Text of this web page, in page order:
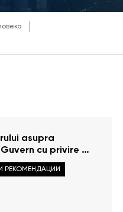
asupra
cu privire la
lege privind
РЕКОМЕНДАЦИИ